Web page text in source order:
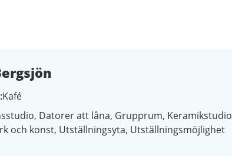
Kafé
Datorer att låna Grupprum Keramikstudio
och konst Utställningsyta Utställningsmöjlighet